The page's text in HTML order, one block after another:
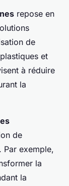
repose en
de
et
à réduire
la
de
Par exemple,
la
la